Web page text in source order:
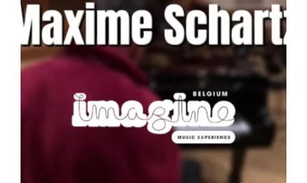
Il ne reste que 10 jours pour sauter le pas :
5